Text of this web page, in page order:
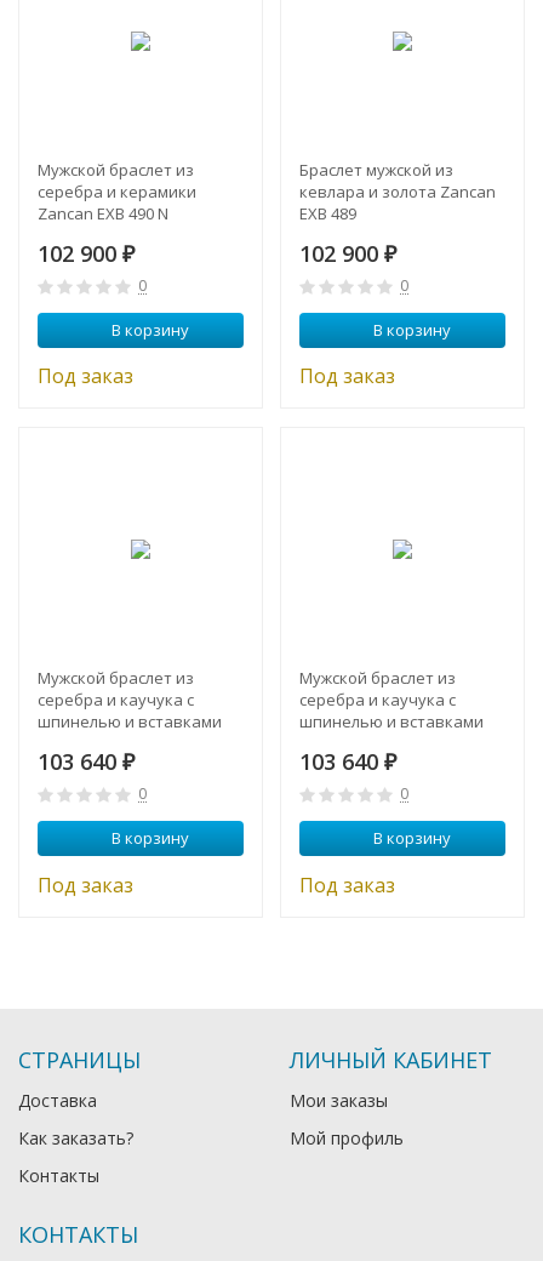
Мужской браслет из
серебра и керамики
Zancan EXB 490 N
102 900 ₽
0
В корзину
Под заказ
Браслет мужской из
кевлара и золота Zancan
EXB 489
102 900 ₽
0
В корзину
Под заказ
Мужской браслет из
серебра и каучука с
шпинелью и вставками
103 640 ₽
0
В корзину
Под заказ
Мужской браслет из
серебра и каучука с
шпинелью и вставками
103 640 ₽
0
В корзину
Под заказ
СТРАНИЦЫ
Доставка
Как заказать?
Контакты
ЛИЧНЫЙ КАБИНЕТ
Мои заказы
Мой профиль
КОНТАКТЫ